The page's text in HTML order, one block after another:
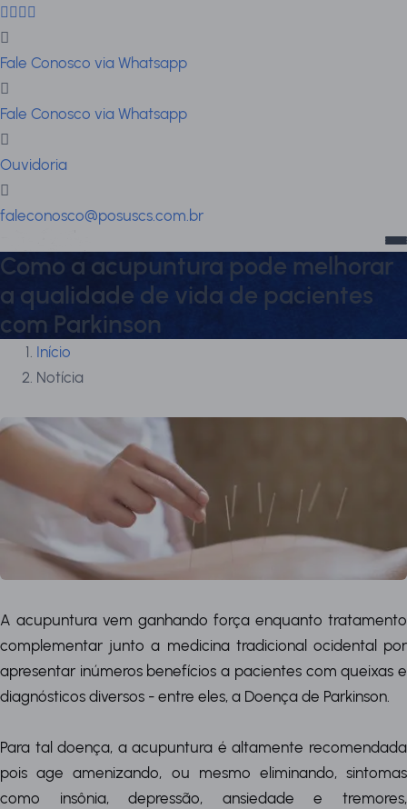
Fale Conosco via Whatsapp
Fale Conosco via Whatsapp
Ouvidoria
faleconosco@posuscs.com.br
Como a acupuntura pode melhorar
a qualidade de vida de pacientes
com Parkinson
Início
Notícia
A acupuntura vem ganhando força enquanto tratamento
complementar junto a medicina tradicional ocidental por
apresentar inúmeros benefícios a pacientes com queixas e
diagnósticos diversos - entre eles, a Doença de Parkinson.
Para tal doença, a acupuntura é altamente recomendada
pois age amenizando, ou mesmo eliminando, sintomas
como insônia, depressão, ansiedade e tremores,